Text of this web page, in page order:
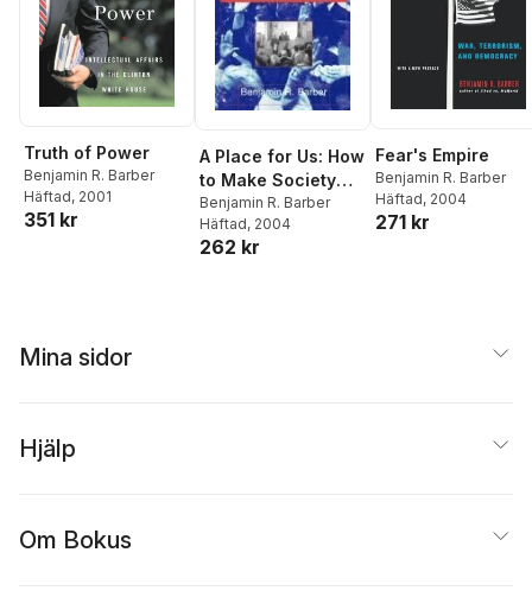
Truth of Power
Benjamin R. Barber
Häftad, 2001
351 kr
A Place for Us: How
to Make Society
Civil and
Democracy Strong
Benjamin R. Barber
Häftad, 2004
262 kr
Fear's Empire
Benjamin R. Barber
Häftad, 2004
271 kr
Mina sidor
Hjälp
Om Bokus